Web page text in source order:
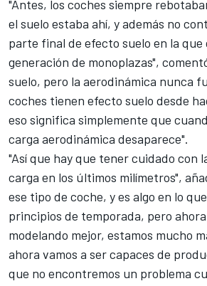
"Antes, los coches siempre
el suelo estaba ahí, y además no
parte final de efecto suelo en la que
generación de monoplazas",
suelo, pero la aerodinámica nunca
coches tienen efecto suelo desde
eso significa simplemente que
carga aerodinámica desaparece".
"Así que hay que tener cuidado con
carga en los últimos milímetros",
ese tipo de coche, y es algo en lo
principios de temporada, pero
modelando mejor, estamos mucho
ahora vamos a ser capaces de
que no encontremos un problema